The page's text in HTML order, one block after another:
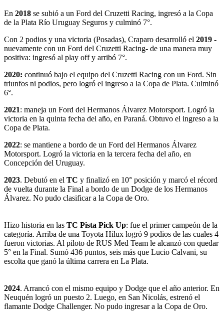
En 2018 se subió a un Ford del Cruzetti Racing, ingresó a la Copa
de la Plata Río Uruguay Seguros y culminó 7°.
Con 2 podios y una victoria (Posadas), Craparo desarrolló el 2019 -
nuevamente con un Ford del Cruzetti Racing- de una manera muy
positiva: ingresó al play off y arribó 7°.
2020: continuó bajo el equipo del Cruzetti Racing con un Ford. Sin
triunfos ni podios, pero logró el ingreso a la Copa de Plata. Culminó
6°.
2021: maneja un Ford del Hermanos Álvarez Motorsport. Logró la
victoria en la quinta fecha del año, en Paraná. Obtuvo el ingreso a la
Copa de Plata.
2022: se mantiene a bordo de un Ford del Hermanos Álvarez
Motorsport. Logró la victoria en la tercera fecha del año, en
Concepción del Uruguay.
2023. Debutó en el TC y finalizó en 10° posición y marcó el récord
de vuelta durante la Final a bordo de un Dodge de los Hermanos
Álvarez. No pudo clasificar a la Copa de Oro.
Hizo historia en las TC Pista Pick Up: fue el primer campeón de la
categoría. Arriba de una Toyota Hilux logró 9 podios de las cuales 4
fueron victorias. Al piloto de RUS Med Team le alcanzó con quedar
5° en la Final. Sumó 436 puntos, seis más que Lucio Calvani, su
escolta que ganó la última carrera en La Plata.
2024. Arrancó con el mismo equipo y Dodge que el año anterior. En
Neuquén logró un puesto 2. Luego, en San Nicolás, estrenó el
flamante Dodge Challenger. No pudo ingresar a la Copa de Oro.